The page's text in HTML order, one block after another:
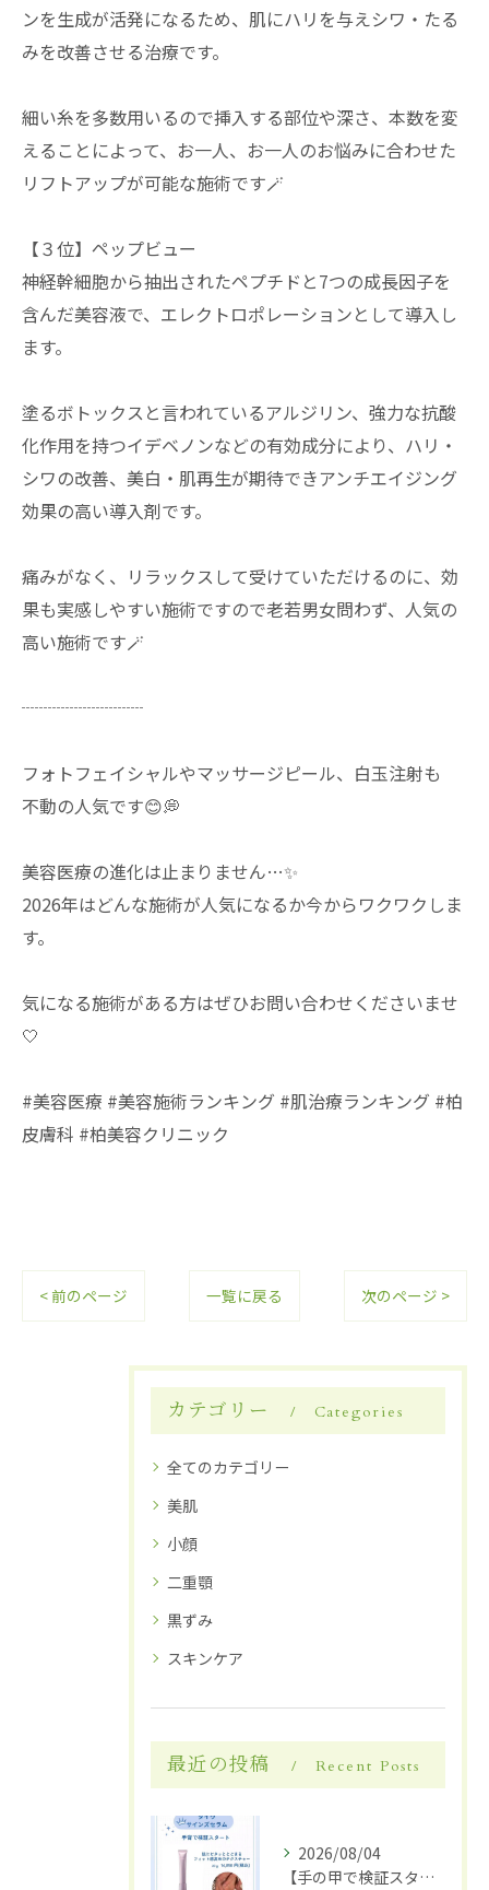
ンを生成が活発になるため、肌にハリを与えシワ・たる
みを改善させる治療です。
細い糸を多数用いるので挿入する部位や深さ、本数を変
えることによって、お一人、お一人のお悩みに合わせた
リフトアップが可能な施術です🪄
【３位】ペップビュー
神経幹細胞から抽出されたペプチドと7つの成長因子を
含んだ美容液で、エレクトロポレーションとして導入し
ます。
塗るボトックスと言われているアルジリン、強力な抗酸
化作用を持つイデベノンなどの有効成分により、ハリ・
シワの改善、美白・肌再生が期待できアンチエイジング
効果の高い導入剤です。
痛みがなく、リラックスして受けていただけるのに、効
果も実感しやすい施術ですので老若男女問わず、人気の
高い施術です🪄
┈┈┈┈┈┈┈
フォトフェイシャルやマッサージピール、白玉注射も
不動の人気です😊💭
美容医療の進化は止まりません…✨
2026年はどんな施術が人気になるか今からワクワクしま
す。
気になる施術がある方はぜひお問い合わせくださいませ
🤍
#美容医療 #美容施術ランキング #肌治療ランキング #柏
皮膚科 #柏美容クリニック
< 前のページ 一覧に戻る 次のページ >
カテゴリー Categories
全てのカテゴリー
美肌
小顔
二重顎
黒ずみ
スキンケア
最近の投稿 Recent Posts
2026/08/04
【手の甲で検証スタート】✋✨